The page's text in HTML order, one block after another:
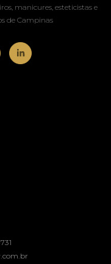
manicures, esteticistas e
de Campinas